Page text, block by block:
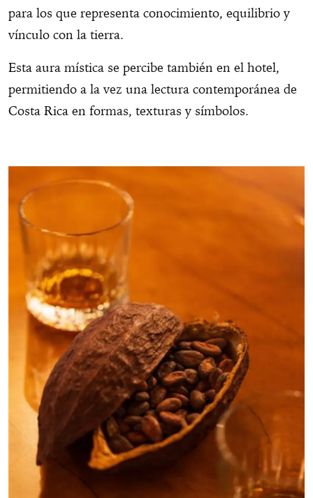
para los que representa conocimiento, equilibrio y
vínculo con la tierra.
Esta aura mística se percibe también en el hotel,
permitiendo a la vez una lectura contemporánea de
Costa Rica en formas, texturas y símbolos.